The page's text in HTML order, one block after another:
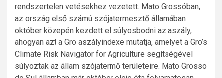
rendszertelen vetésekhez vezetett. Mato Grossóban,
az ország első számú szójatermesztő államában
október közepén kezdett el súlyosbodni az aszály,
ahogyan azt a Gro aszályindexe mutatja, amelyet a Gro’s
Climate Risk Navigator for Agriculture segítségével
súlyoztak az állam szójatermő területeire. Mato Grosso